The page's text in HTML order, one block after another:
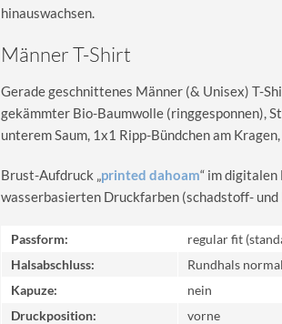
hinauswachsen.
Männer T-Shirt
Gerade geschnittenes Männer (& Unisex) T-
gekämmter Bio-Baumwolle (ringgesponnen),
unterem Saum, 1x1 Ripp-Bündchen am
Brust-Aufdruck „printed dahoam“ im
wasserbasierten Druckfarben (schadstoff-
Passform:
regular fit
Halsabschluss:
Rundhals normal
Kapuze:
nein
Druckposition:
vorne